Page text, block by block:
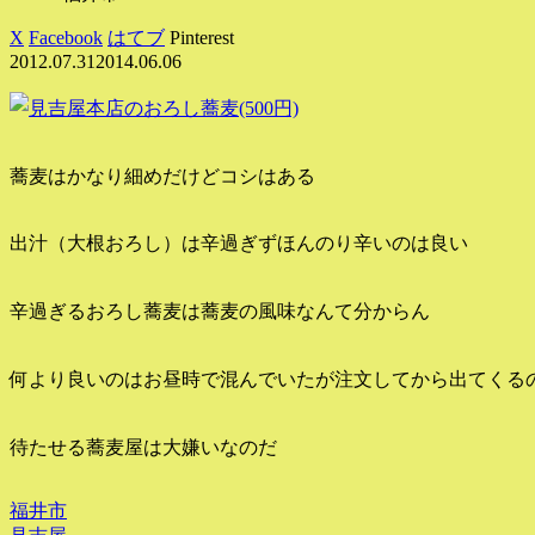
X Facebook はてブ Pinterest
2012.07.31 2014.06.06
蕎麦はかなり細めだけどコシはある
出汁（大根おろし）は辛過ぎずほんのり辛いのは良い
辛過ぎるおろし蕎麦は蕎麦の風味なんて分からん
何より良いのはお昼時で混んでいたが注文してから出てくる
待たせる蕎麦屋は大嫌いなのだ
福井市